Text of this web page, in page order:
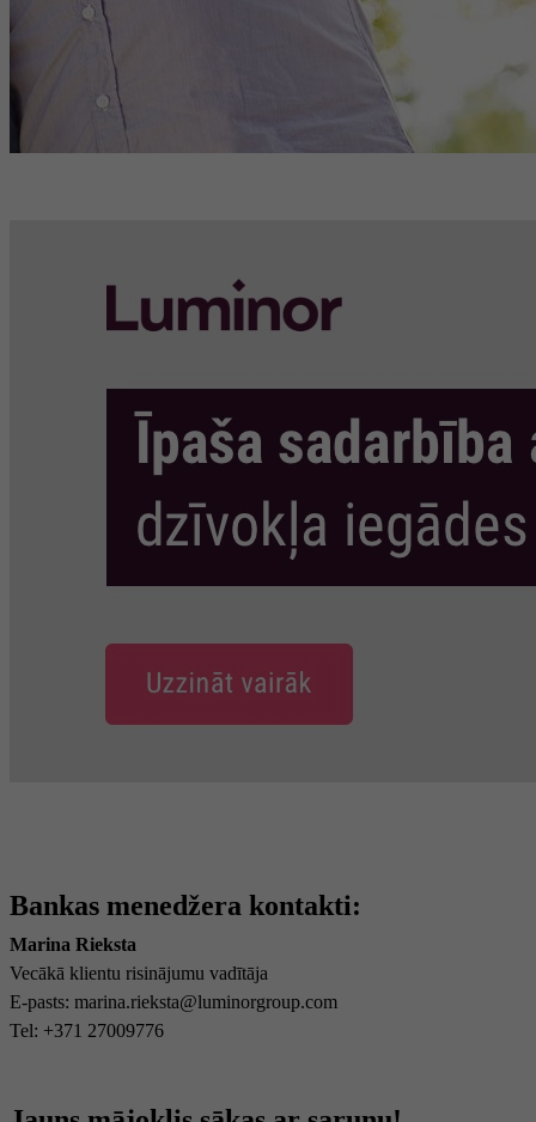
Bankas menedžera kontakti:
Marina Rieksta
Vecākā klientu risinājumu vadītāja
E-pasts: marina.rieksta@luminorgroup.com
Tel: +371 27009776